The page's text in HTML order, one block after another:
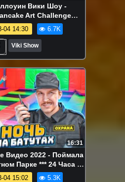
Вики Шоу -
Art Challenge
Челлендж Вика
/ Вики Шоу
04 14:30 6.7K
Viki Show
16:31
Видео 2022 - Поймала
Парке *** 24 Часа в
/ Вики Шоу
04 15:02 5.3K